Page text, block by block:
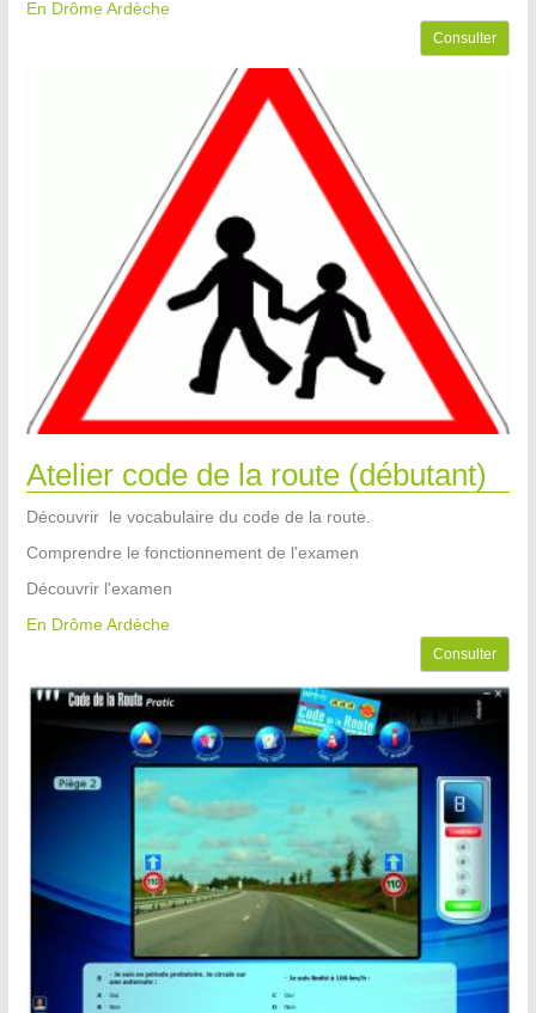
En Drôme Ardèche
Consulter
Atelier code de la route (débutant)
Découvrir le vocabulaire du code de la route.
Comprendre le fonctionnement de l'examen
Découvrir l'examen
En Drôme Ardèche
Consulter